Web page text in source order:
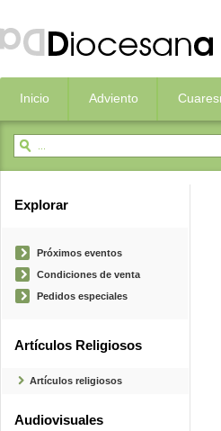
Inicio Adviento
Explorar
Próximos eventos
Condiciones de venta
Pedidos especiales
Artículos Religiosos
Artículos religiosos
Audiovisuales